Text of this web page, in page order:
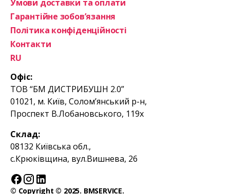
Офіс:
ТОВ “БМ ДИСТРИБУШН 2.0”
01021, м. Київ, Солом’янський р-н,
Проспект В.Лобановського, 119х
Склад:
08132 Київська обл.,
с.Крюківщина, вул.Вишнева, 26
Умови доставки та оплати
Гарантійне зобов’язання
Політика конфіденційності
Контакти
RU
© Copyright © 2025. BMSERVICE.